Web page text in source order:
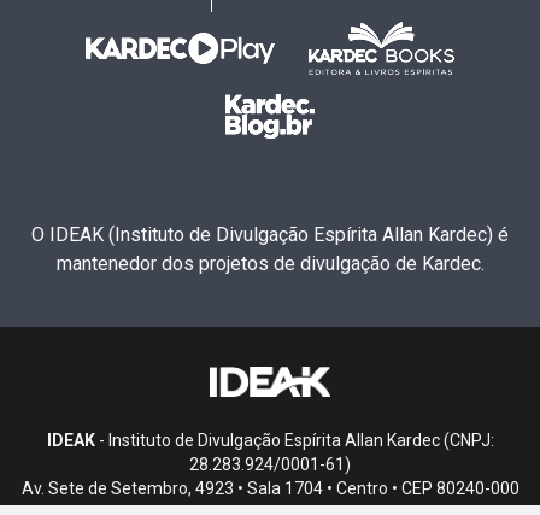
O IDEAK (Instituto de Divulgação Espírita Allan Kardec) é
mantenedor dos projetos de divulgação de Kardec.
IDEAK- Instituto de Divulgação Espírita Allan Kardec (CNPJ:
28.283.924/0001-61)
Av. Sete de Setembro, 4923 • Sala 1704 • Centro • CEP 80240-000